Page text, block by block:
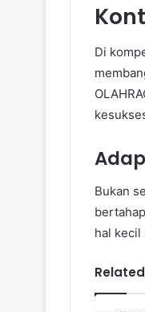
Di
Bukan
hal